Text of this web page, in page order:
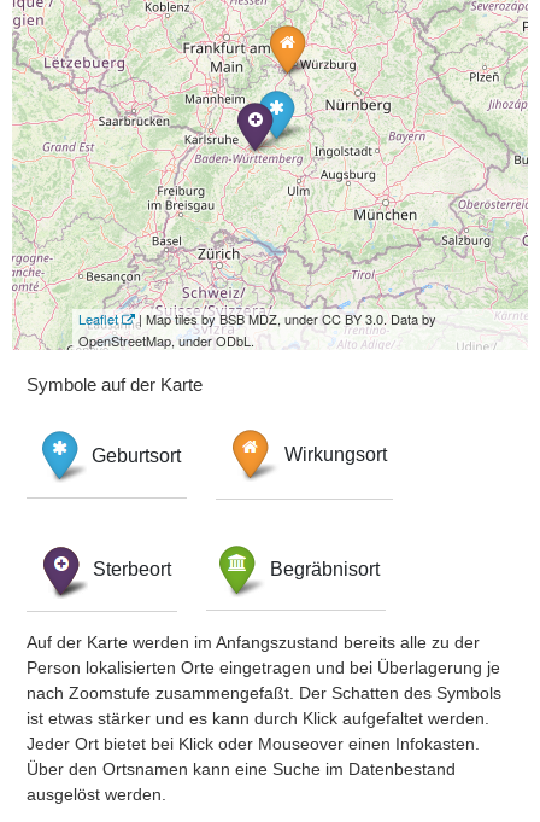
Leaflet
| Map tiles by BSB MDZ, under CC BY 3.0. Data by
OpenStreetMap, under ODbL.
Symbole auf der Karte
Geburtsort Wirkungsort
Sterbeort Begräbnisort
Auf der Karte werden im Anfangszustand bereits alle zu der
Person lokalisierten Orte eingetragen und bei Überlagerung je
nach Zoomstufe zusammengefaßt. Der Schatten des Symbols
ist etwas stärker und es kann durch Klick aufgefaltet werden.
Jeder Ort bietet bei Klick oder Mouseover einen Infokasten.
Über den Ortsnamen kann eine Suche im Datenbestand
ausgelöst werden.